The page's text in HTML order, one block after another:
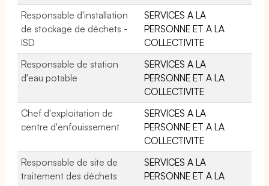
Responsable d'installation
de stockage de déchets -
ISD
SERVICES A LA
PERSONNE ET A LA
COLLECTIVITE
Responsable de station
d'eau potable
SERVICES A LA
PERSONNE ET A LA
COLLECTIVITE
Chef d'exploitation de
centre d'enfouissement
SERVICES A LA
PERSONNE ET A LA
COLLECTIVITE
Responsable de site de
traitement des déchets
SERVICES A LA
PERSONNE ET A LA